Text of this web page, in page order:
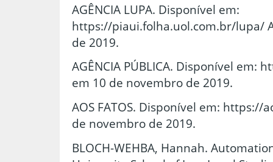
AGÊNCIA LUPA. Disponível em:
https://piaui.folha.uol.com.br/lupa/
de 2019.
AGÊNCIA PÚBLICA. Disponível em:
em 10 de novembro de 2019.
AOS FATOS. Disponível em: https://
de novembro de 2019.
BLOCH-WEHBA, Hannah.